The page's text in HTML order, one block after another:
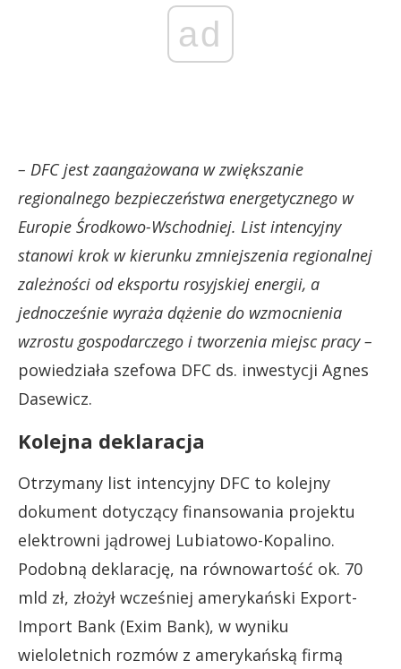
ad
– DFC jest zaangażowana w zwiększanie
regionalnego bezpieczeństwa energetycznego w
Europie Środkowo-Wschodniej. List intencyjny
stanowi krok w kierunku zmniejszenia regionalnej
zależności od eksportu rosyjskiej energii, a
jednocześnie wyraża dążenie do wzmocnienia
wzrostu gospodarczego i tworzenia miejsc pracy –
powiedziała szefowa DFC ds. inwestycji Agnes
Dasewicz.
Kolejna deklaracja
Otrzymany list intencyjny DFC to kolejny
dokument dotyczący finansowania projektu
elektrowni jądrowej Lubiatowo-Kopalino.
Podobną deklarację, na równowartość ok. 70
mld zł, złożył wcześniej amerykański Export-
Import Bank (Exim Bank), w wyniku
wieloletnich rozmów z amerykańską firmą